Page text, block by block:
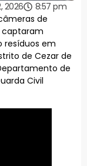
2026
8:57 pm
de
captaram
resíduos em
de Cezar de
de
Civil